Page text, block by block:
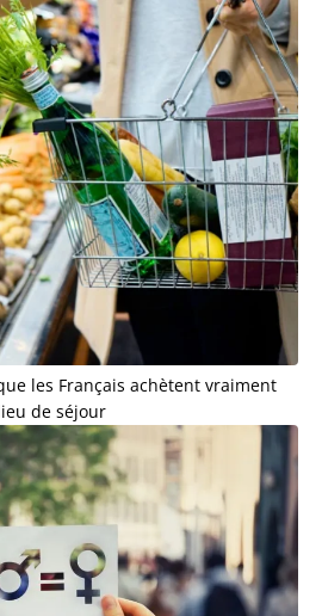
les Français achètent vraiment
de séjour